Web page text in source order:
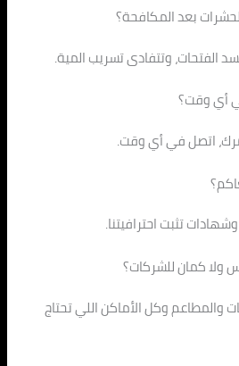
بعد المكافحة؟
الفتحات، وتتفادى تسريب المية.
أي وقت؟
اتصل في أي وقت.
تثبت احترافيتنا.
ولا كمان للشركات؟
والمطاعم وكل الأماكن اللي تحتاج